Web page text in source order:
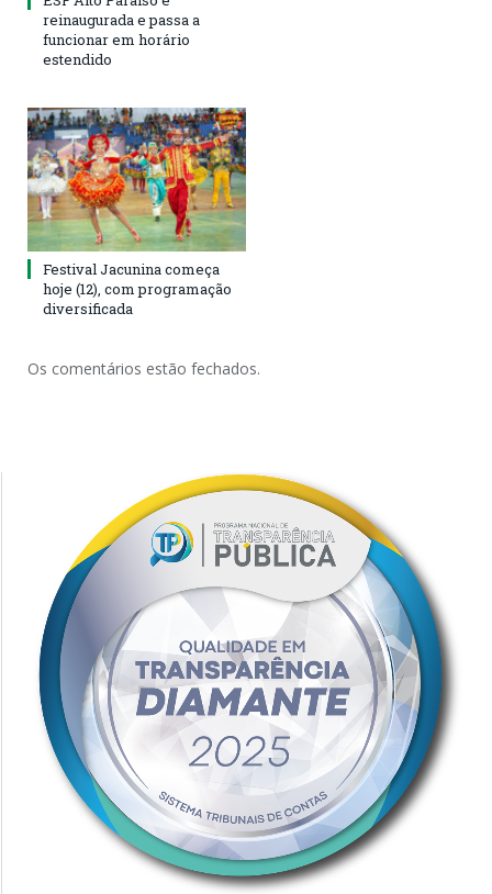
reinaugurada e passa a
funcionar em horário
estendido
Festival Jacunina começa
hoje (12), com programação
diversificada
Os comentários estão fechados.